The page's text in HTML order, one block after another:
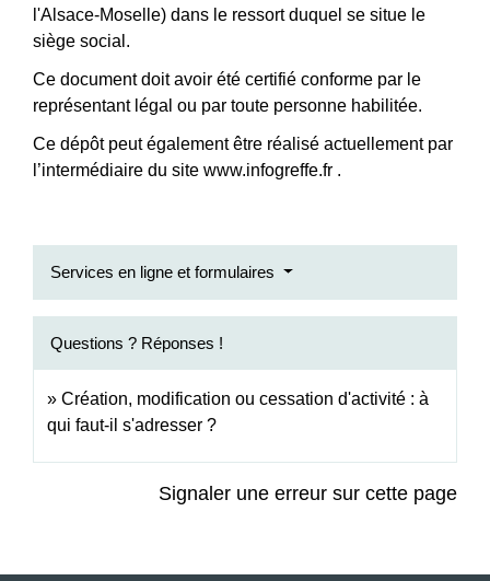
l'Alsace-Moselle) dans le ressort duquel se situe le
siège social.
Ce document doit avoir été certifié conforme par le
représentant légal ou par toute personne habilitée.
Ce dépôt peut également être réalisé actuellement par
l’intermédiaire du site www.infogreffe.fr .
Services en ligne et formulaires
Questions ? Réponses !
Création, modification ou cessation d'activité : à
qui faut-il s'adresser ?
Signaler une erreur sur cette page